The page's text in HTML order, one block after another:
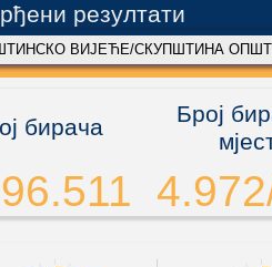
резултати
ВИЈЕЋЕ/СКУПШТИНА
бирача
Број